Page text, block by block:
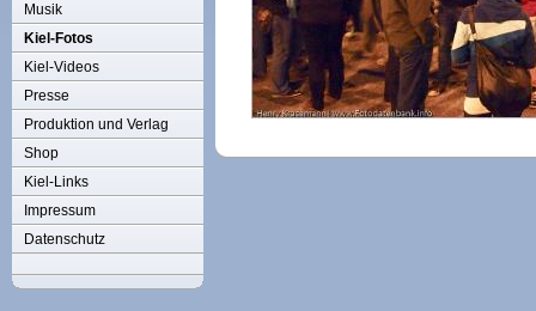
Musik
Kiel-Fotos
Kiel-Videos
Presse
Produktion und Verlag
Shop
Kiel-Links
Impressum
Datenschutz